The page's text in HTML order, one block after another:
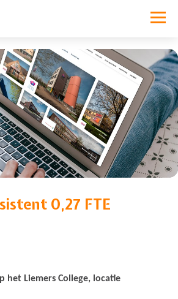
meer actief0,27 FTE
het Liemers College, locatie